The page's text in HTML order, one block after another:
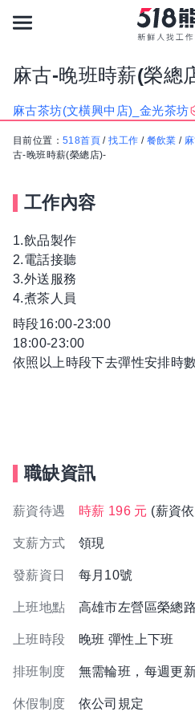
麻古-晚班時薪(榮總
麻古茶坊(文橫興中店)_金光茶坊
目前位置： 518首頁 /找工作 / 餐飲業 /
古-晚班時薪(榮總店)-
工作內容
1.飲品製作
2.電話接聽
3.外送服務
4.煮茶人員
時段16:00-23:00
18:00-23:00
依照以上時段下去彈性安排時數
職缺資訊
薪資待遇 時薪 196 元 (薪資
支薪方式 領現
發薪資日 每月10號
上班地點 高雄市左營區榮總
上班時段 晚班 彈性上下班
排班制度 無需輪班，每週更
休假制度 依公司規定